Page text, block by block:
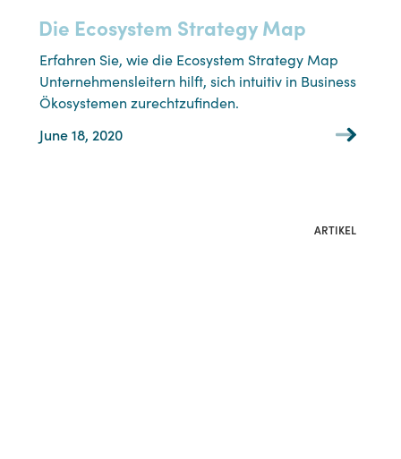
Die Ecosystem Strategy Map
Erfahren Sie, wie die Ecosystem Strategy Map
Unternehmensleitern hilft, sich intuitiv in Business
Ökosystemen zurechtzufinden.
June 18, 2020
ARTIKEL